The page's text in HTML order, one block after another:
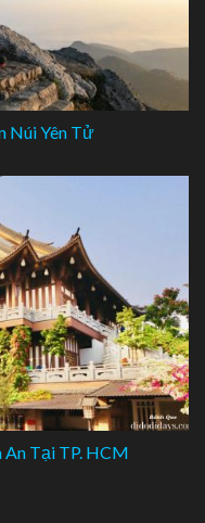
Núi Yên Tử
An Tại TP. HCM